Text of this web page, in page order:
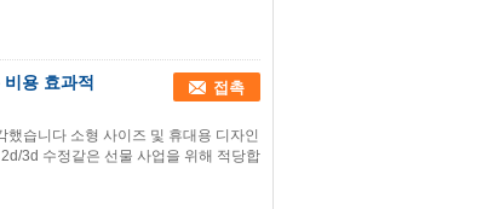
용 효과적
접촉
습니다 소형 사이즈 및 휴대용 디자인
3d 수정같은 선물 사업을 위해 적당합